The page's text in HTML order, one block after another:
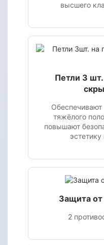
высшего
Петли 3
Обеспечивают
тяжёлого
повышают
Защита от
2